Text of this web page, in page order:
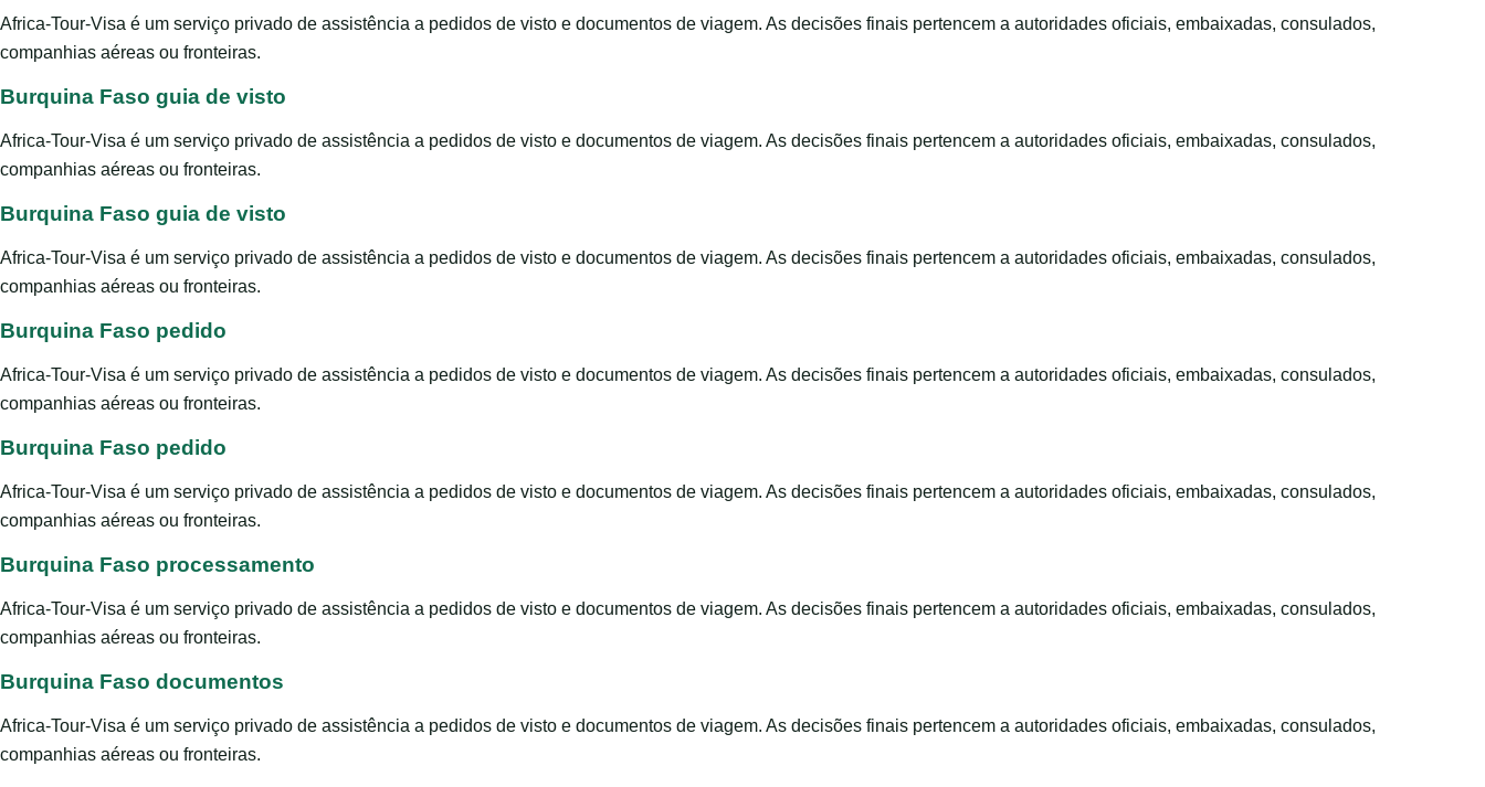
Africa-Tour-Visa é um serviço privado de assistência a pedidos de visto e documentos de viagem. As decisões finais pertencem a autoridades oficiais, embaixadas, consulados,
companhias aéreas ou fronteiras.
Burquina Faso guia de visto
Africa-Tour-Visa é um serviço privado de assistência a pedidos de visto e documentos de viagem. As decisões finais pertencem a autoridades oficiais, embaixadas, consulados,
companhias aéreas ou fronteiras.
Burquina Faso guia de visto
Africa-Tour-Visa é um serviço privado de assistência a pedidos de visto e documentos de viagem. As decisões finais pertencem a autoridades oficiais, embaixadas, consulados,
companhias aéreas ou fronteiras.
Burquina Faso pedido
Africa-Tour-Visa é um serviço privado de assistência a pedidos de visto e documentos de viagem. As decisões finais pertencem a autoridades oficiais, embaixadas, consulados,
companhias aéreas ou fronteiras.
Burquina Faso pedido
Africa-Tour-Visa é um serviço privado de assistência a pedidos de visto e documentos de viagem. As decisões finais pertencem a autoridades oficiais, embaixadas, consulados,
companhias aéreas ou fronteiras.
Burquina Faso processamento
Africa-Tour-Visa é um serviço privado de assistência a pedidos de visto e documentos de viagem. As decisões finais pertencem a autoridades oficiais, embaixadas, consulados,
companhias aéreas ou fronteiras.
Burquina Faso documentos
Africa-Tour-Visa é um serviço privado de assistência a pedidos de visto e documentos de viagem. As decisões finais pertencem a autoridades oficiais, embaixadas, consulados,
companhias aéreas ou fronteiras.